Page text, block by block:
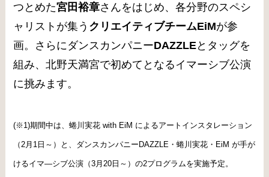
つとめた宮田裕章さんをはじめ、各分野のスペシ
ャリストが集う クリエイティブチームEiMが参
画。さらにダンスカンパニーDAZZLEとタッグを
組み、北野天満宮で初めてとなるイマーシブ公演
に挑みます。
(※1)期間中は、蜷川実花 with EiM によるアートインスタレーション
（2月1日～）と、ダンスカンパニーDAZZLE・蜷川実花・EiM が手が
けるイマ―シブ公演（3月20日～）の2プログラムを実施予定。